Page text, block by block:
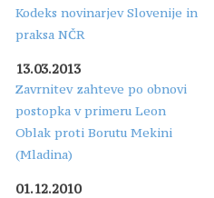
Kodeks novinarjev Slovenije in
praksa NČR
13.03.2013
Zavrnitev zahteve po obnovi
postopka v primeru Leon
Oblak proti Borutu Mekini
(Mladina)
01.12.2010